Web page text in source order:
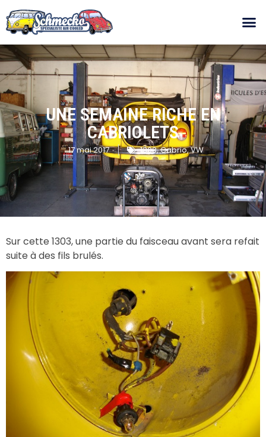
UNE SEMAINE RICHE EN
CABRIOLETS
17 mai 2017 1303,Cabrio,VW
Sur cette 1303, une partie du faisceau avant sera refait
suite à des fils brulés.